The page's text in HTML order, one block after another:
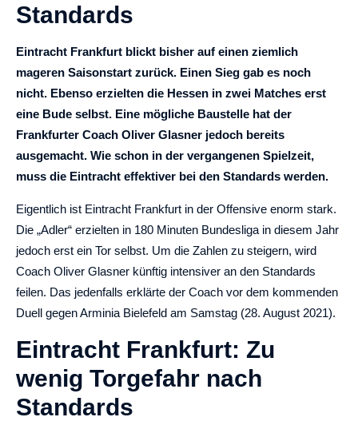
Standards
Eintracht Frankfurt blickt bisher auf einen ziemlich
mageren Saisonstart zurück. Einen Sieg gab es noch
nicht. Ebenso erzielten die Hessen in zwei Matches erst
eine Bude selbst. Eine mögliche Baustelle hat der
Frankfurter Coach Oliver Glasner jedoch bereits
ausgemacht. Wie schon in der vergangenen Spielzeit,
muss die Eintracht effektiver bei den Standards werden.
Eigentlich ist Eintracht Frankfurt in der Offensive enorm stark.
Die „Adler“ erzielten in 180 Minuten Bundesliga in diesem Jahr
jedoch erst ein Tor selbst. Um die Zahlen zu steigern, wird
Coach Oliver Glasner künftig intensiver an den Standards
feilen. Das jedenfalls erklärte der Coach vor dem kommenden
Duell gegen Arminia Bielefeld am Samstag (28. August 2021).
Eintracht Frankfurt: Zu
wenig Torgefahr nach
Standards